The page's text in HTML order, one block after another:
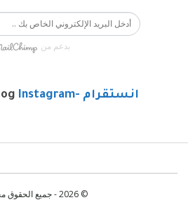
بدعم من
انستقرام -Instagram
© 2026 - جميع الحقوق محفوظة.